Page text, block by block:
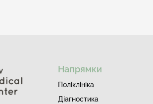
Напрямки
Поліклініка
Діагностика